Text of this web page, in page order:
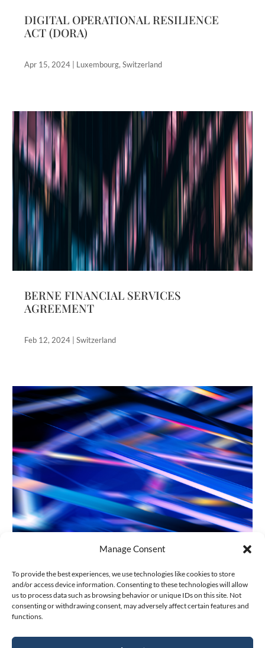
Manage Consent
To provide the best experiences, we use technologies like cookies to store
and/or access device information. Consenting to these technologies will allow
us to process data such as browsing behavior or unique IDs on this site. Not
consenting or withdrawing consent, may adversely affect certain features and
functions.
DIGITAL OPERATIONAL RESILIENCE
ACT (DORA)
Apr 15, 2024 Luxembourg,Switzerland
BERNE FINANCIAL SERVICES
AGREEMENT
Feb 12, 2024 |Switzerland
S P A C IN LUXEMBOURG
Dec 15, 2023